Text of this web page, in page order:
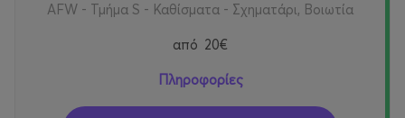
AFW - Τμήμα S - Καθίσματα - Σχηματάρι, Βοιωτία
από 20€
Πληροφορίες